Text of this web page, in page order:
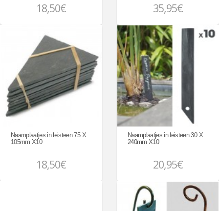
18,50€ 35,95€
Naamplaatjes in leisteen 75 X
105mm X10
18,50€
Naamplaatjes in leisteen 30 X
240mm X10
20,95€